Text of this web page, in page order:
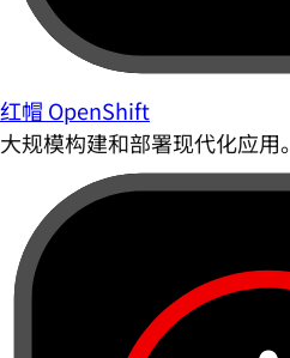
红帽 OpenShift
大规模构建和部署现代化应用。